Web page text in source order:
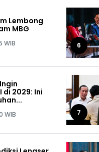
Lembong
MBG
WIB 6
di 2029: Ini
WIB 7